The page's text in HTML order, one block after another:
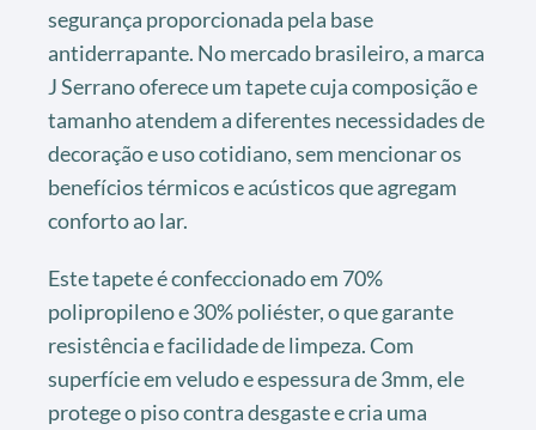
segurança proporcionada pela base
antiderrapante. No mercado brasileiro, a marca
J Serrano oferece um tapete cuja composição e
tamanho atendem a diferentes necessidades de
decoração e uso cotidiano, sem mencionar os
benefícios térmicos e acústicos que agregam
conforto ao lar.
Este tapete é confeccionado em 70%
polipropileno e 30% poliéster, o que garante
resistência e facilidade de limpeza. Com
superfície em veludo e espessura de 3mm, ele
protege o piso contra desgaste e cria uma